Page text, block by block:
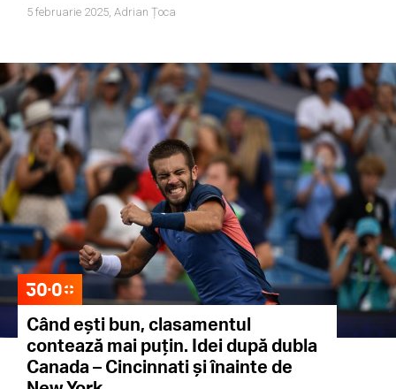
5 februarie 2025, Adrian Țoca
Când ești bun, clasamentul
contează mai puțin. Idei după dubla
Canada – Cincinnati și înainte de